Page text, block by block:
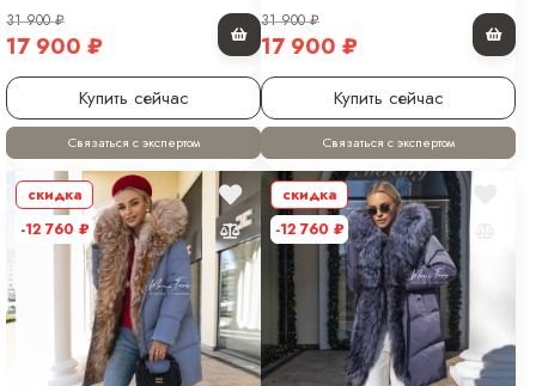
31 900₽
17 900 ₽
Купить сейчас
Связаться с экспертом
31 900₽
17 900 ₽
Купить сейчас
Связаться с экспертом
скидка
-12 760 ₽
скидка
-12 760 ₽